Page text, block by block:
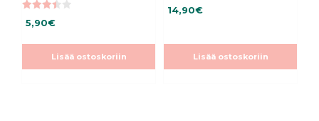
5:stä
5,90€
Lisää ostoskoriin
5:stä
14,90€
Lisää ostoskoriin